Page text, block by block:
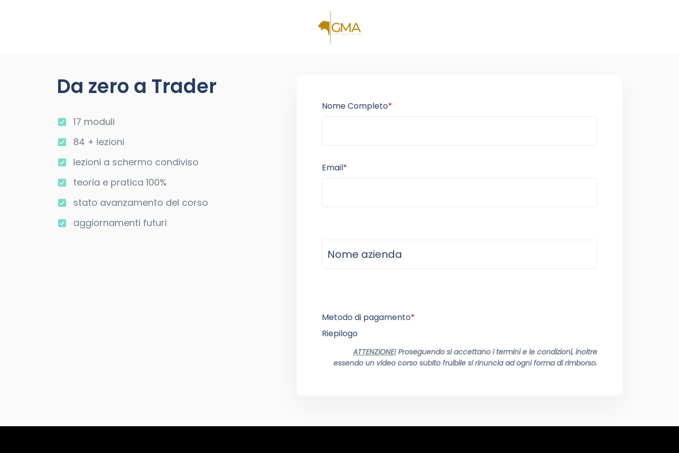
Da zero a Trader
17 moduli
84 + lezioni
lezioni a schermo condiviso
teoria e pratica 100%
stato avanzamento del corso
aggiornamenti futuri
Nome Completo*
Email*
Metodo di pagamento*
Riepilogo
ATTENZIONE!Proseguendo si accettano i termini e le condizioni, inoltre
essendo un video corso subito fruibile si rinuncia ad ogni forma di rimborso.